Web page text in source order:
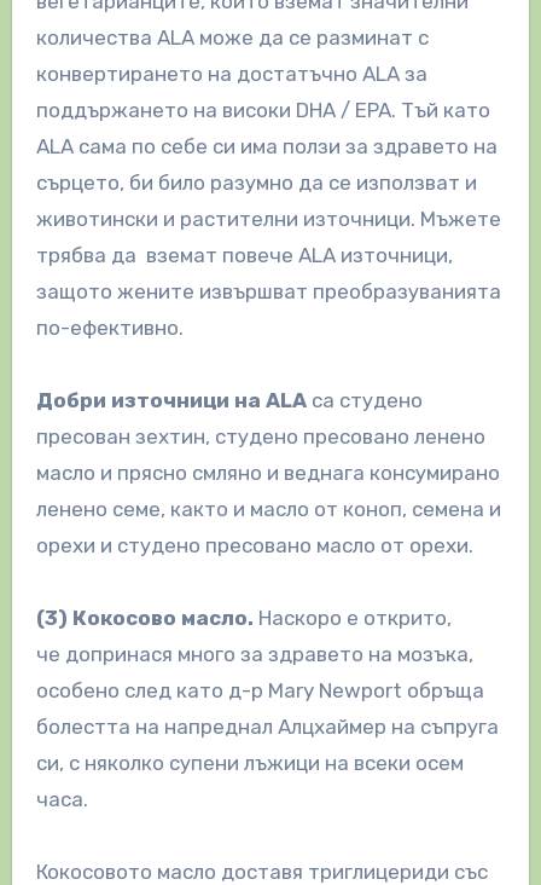
количества ALA може да се разминат с
конвертирането на достатъчно ALA за
поддържането на високи DHA / EPA. Тъй като
ALA сама по себе си има ползи за здравето на
сърцето, би било разумно да се използват и
животински и растителни източници. Мъжете
трябва да вземат повече ALA източници,
защото жените извършват преобразуванията
по-ефективно.
Добри източници на ALAса студено
пресован зехтин, студено пресовано ленено
масло и прясно смляно и веднага консумирано
ленено семе, както и масло от коноп, семена и
орехи и студено пресовано масло от орехи.
(3) Кокосово масло. Наскоро е открито,
че допринася много за здравето на мозъка,
особено след като д-р Mary Newport обръща
болестта на напреднал Алцхаймер на съпруга
си, с няколко супени лъжици на всеки осем
часа.
Кокосовото масло доставя триглицериди със